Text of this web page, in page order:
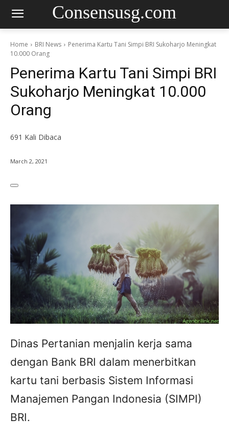
Consensusg.com
Home BRI News
Penerima Kartu Tani Simpi BRI Sukoharjo Meningkat
10.000 Orang
Penerima Kartu Tani Simpi BRI
Sukoharjo Meningkat 10.000
Orang
691 Kali Dibaca
March 2, 2021
Dinas Pertanian menjalin kerja sama
dengan Bank BRI dalam menerbitkan
kartu tani berbasis Sistem Informasi
Manajemen Pangan Indonesia (SIMPI)
BRI.